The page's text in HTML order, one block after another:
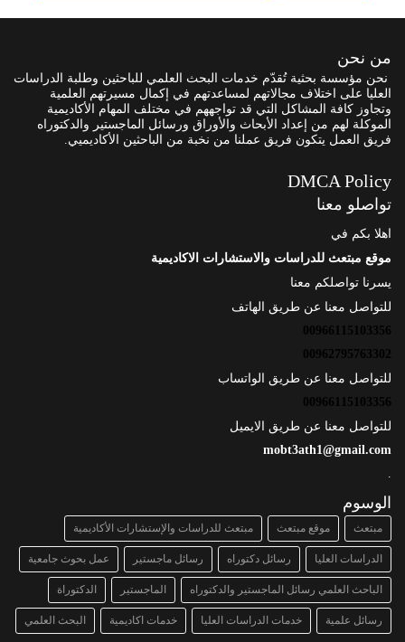
من نحن
نحن مؤسسة بحثية تُقدّم خدمات البحث العلمي للباحثين وطلبة الدراسات
العليا على اختلاف مجالاتهم لمساعدتهم في إكمال مسيرتهم العلمية
وتجاوز كافة المشاكل التي قد تواجههم في مختلف المهام الأكاديمية
الموكلة لهم من إعداد الأبحاث والأوراق ورسائل الماجستير والدكتوراه
فريق العمل يتكون فريق عملنا من نخبة من الباحثين الأكاديميي.
DMCA Policy
تواصلو معنا
اهلا بكم في
موقع مبتعث للدراسات والاستشارات الاكاديمية
يسرنا تواصلكم معنا
للتواصل معنا عن طريق الهاتف
00966115103356
00962795763302
للتواصل معنا عن طريق الواتساب
00966115103356
للتواصل معنا عن طريق الايميل
mobt3ath1@gmail.com
الوسوم
مبتعث موقع مبتعث مبتعث للدراسات والإستشارات الأكاديمية
الدراسات العليا رسائل دكتوراه رسائل ماجستير عمل بحوث جامعية
الباحث العلمي رسائل الماجستير والدكتوراه الماجستير الدكتوراة
رسائل علمية خدمات الدراسات العليا خدمات اكاديمية البحث العلمي